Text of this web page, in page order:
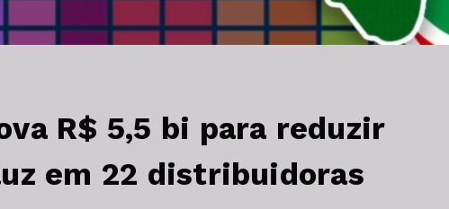
R$ 5,5 bi para reduzir
em 22 distribuidoras